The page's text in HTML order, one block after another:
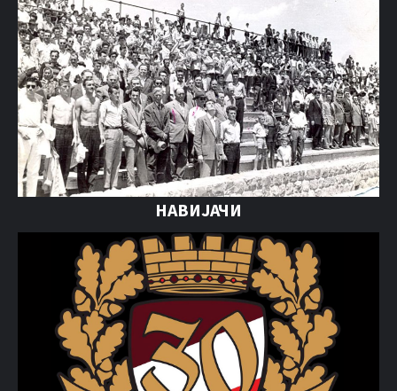
НАВИЈАЧИ